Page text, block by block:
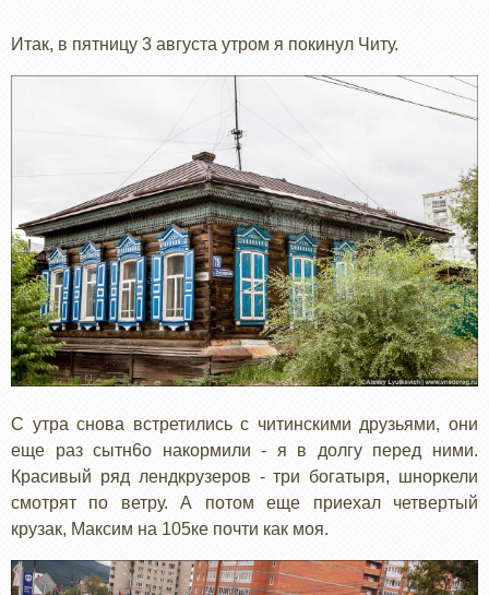
Итак, в пятницу 3 августа утром я покинул Читу.
С утра снова встретились с читинскими друзьями, они
еще раз сытн6о накормили - я в долгу перед ними.
Красивый ряд лендкрузеров - три богатыря, шноркели
смотрят по ветру. А потом еще приехал четвертый
крузак, Максим на 105ке почти как моя.